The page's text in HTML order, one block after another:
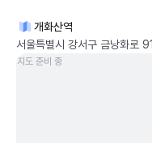
개화산역
서울특별시 강서구 금낭화로
지도 준비 중